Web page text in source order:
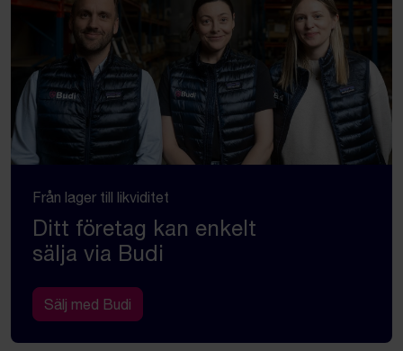
Från lager till likviditet
Ditt företag kan enkelt
sälja via Budi
Sälj med Budi